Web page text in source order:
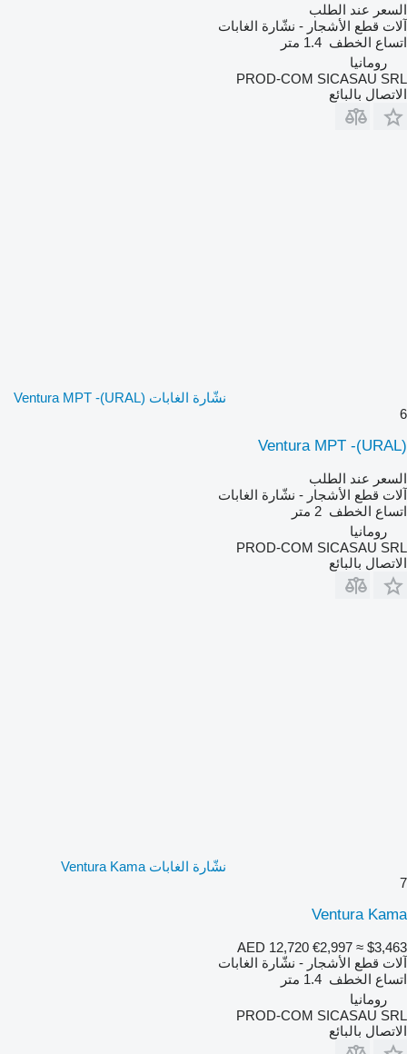
السعر عند الطلب
آلات قطع الأشجار - نشّارة الغابات
اتساع الخطف 1.4 متر
رومانيا
PROD-COM SICASAU SRL
الاتصال بالبائع
نشّارة الغابات Ventura MPT -(URAL)
6
Ventura MPT -(URAL)
السعر عند الطلب
آلات قطع الأشجار - نشّارة الغابات
اتساع الخطف 2 متر
رومانيا
PROD-COM SICASAU SRL
الاتصال بالبائع
نشّارة الغابات Ventura Kama
7
Ventura Kama
AED 12,720 €2,997 ≈ $3,463
آلات قطع الأشجار - نشّارة الغابات
اتساع الخطف 1.4 متر
رومانيا
PROD-COM SICASAU SRL
الاتصال بالبائع